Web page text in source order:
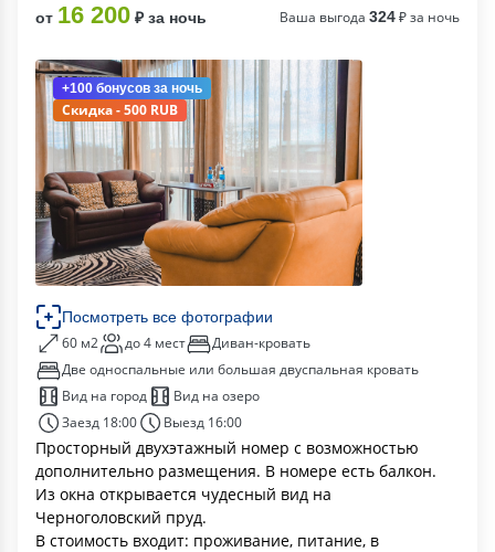
от 16 200 ₽ за ночь Ваша выгода 324₽ за ночь
+100 бонусов за ночь
Скидка - 500 RUB
Посмотреть все фотографии
60 м2 до 4 мест
Диван-кровать
Две односпальные или большая двуспальная кровать
Вид на город
Вид на озеро
Заезд 18:00
Выезд 16:00
Просторный двухэтажный номер с возможностью
дополнительно размещения. В номере есть балкон.
Из окна открывается чудесный вид на
Черноголовский пруд.
В стоимость входит: проживание, питание, в